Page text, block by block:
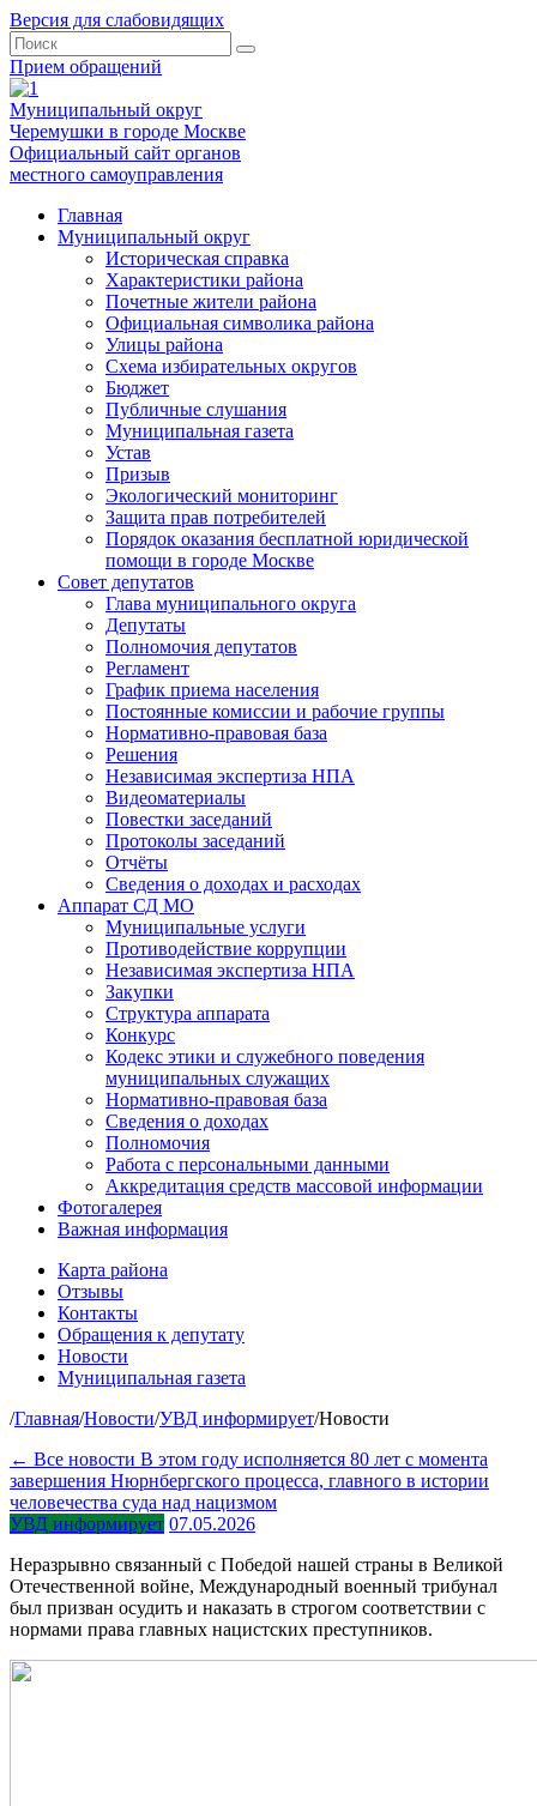
Версия для слабовидящих
Прием обращений
Муниципальный округ
Черемушки в городе Москве
Официальный сайт органов
местного самоуправления
Главная
Муниципальный округ
Историческая справка
Характеристики района
Почетные жители района
Официальная символика района
Улицы района
Схема избирательных округов
Бюджет
Публичные слушания
Муниципальная газета
Устав
Призыв
Экологический мониторинг
Защита прав потребителей
Порядок оказания бесплатной юридической
помощи в городе Москве
Совет депутатов
Глава муниципального округа
Депутаты
Полномочия депутатов
Регламент
График приема населения
Постоянные комиссии и рабочие группы
Нормативно-правовая база
Решения
Независимая экспертиза НПА
Видеоматериалы
Повестки заседаний
Протоколы заседаний
Отчёты
Сведения о доходах и расходах
Аппарат СД МО
Муниципальные услуги
Противодействие коррупции
Независимая экспертиза НПА
Закупки
Структура аппарата
Конкурс
Кодекс этики и служебного поведения
муниципальных служащих
Нормативно-правовая база
Сведения о доходах
Полномочия
Работа с персональными данными
Аккредитация средств массовой информации
Фотогалерея
Важная информация
Карта района
Отзывы
Контакты
Обращения к депутату
Новости
Муниципальная газета
/Главная/Новости/УВД информирует/Новости
← Все новости В этом году исполняется 80 лет с момента
завершения Нюрнбергского процесса, главного в истории
человечества суда над нацизмом
УВД информирует 07.05.2026
Неразрывно связанный с Победой нашей страны в Великой
Отечественной войне, Международный военный трибунал
был призван осудить и наказать в строгом соответствии с
нормами права главных нацистских преступников.